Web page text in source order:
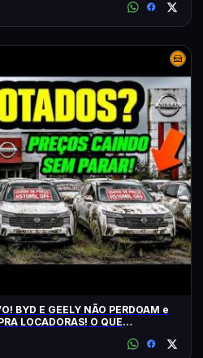
BYD E GEELY NÃO PERDOAM e
O QUE